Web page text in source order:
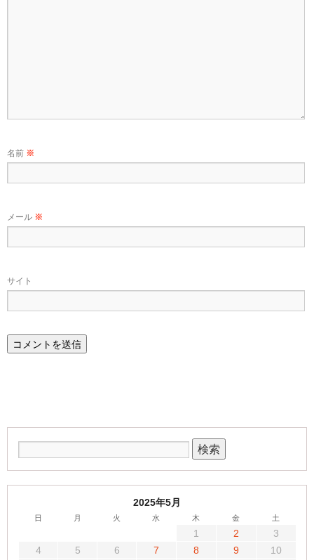
名前 ※
メール ※
サイト
2025年5月
日 月 火 水 木 金 土
1 2
3
4
5 6 7 8 9
10